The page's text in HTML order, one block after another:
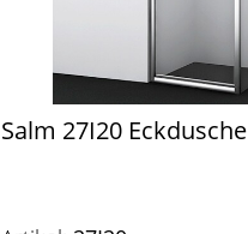
Salm 27I20 Eckdusche